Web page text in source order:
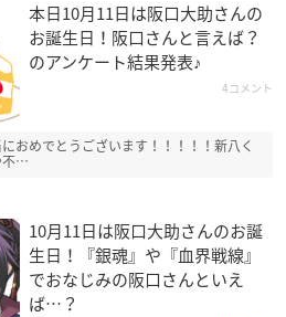
本日10月11日は阪口大助さんの
お誕生日！阪口さんと言えば？
のアンケート結果発表♪
4コメント
おめでとうございます！！！！！新八く
不…
10月11日は阪口大助さんのお誕
生日！『銀魂』や『血界戦線』
でおなじみの阪口さんといえ
ば…？